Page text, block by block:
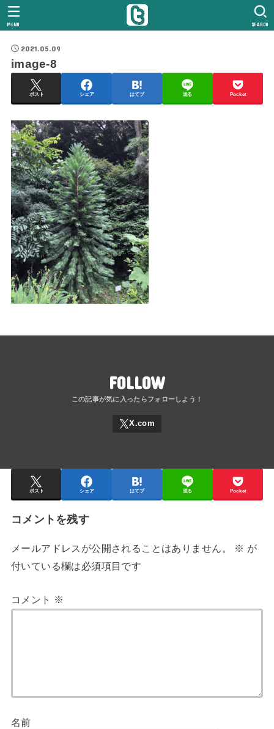
SEARCH
MENU
2021.05.09
image-8
ポスト シェア はてブ 送る Pocket
FOLLOW
ポスト シェア はてブ 送る Pocket
コメントを残す
メールアドレスが公開されることはありません。 ※ が
付いている欄は必須項目です
コメント ※
名前